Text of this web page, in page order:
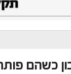
כשהם